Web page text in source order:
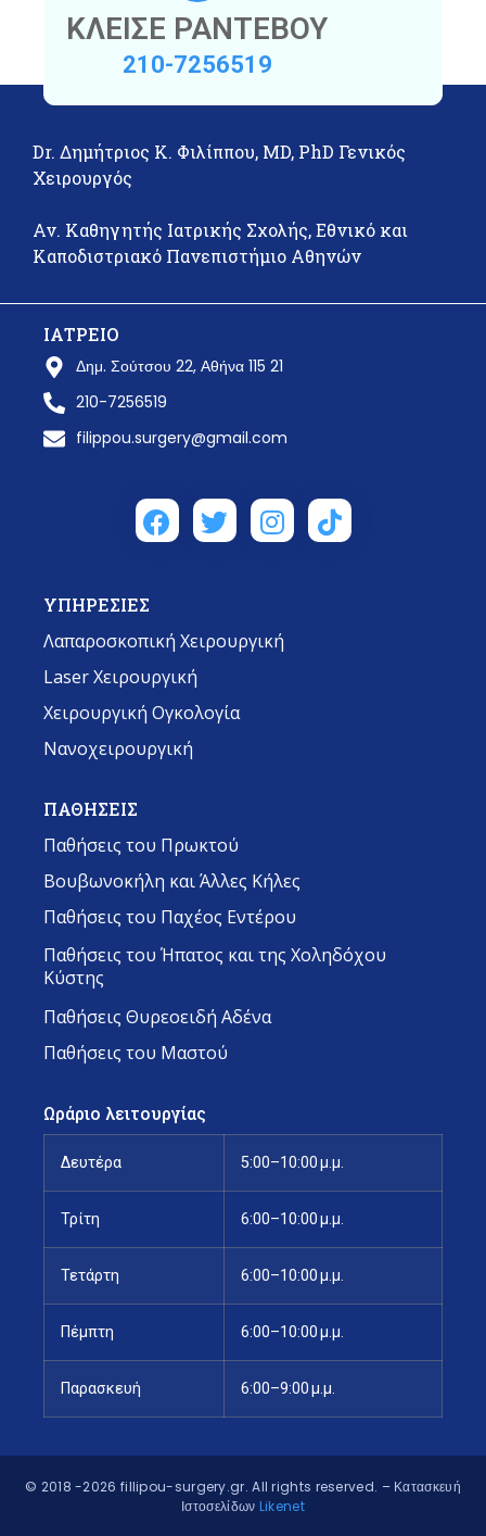
ΚΛΕΙΣΕ ΡΑΝΤΕΒΟΥ
210-7256519
Dr. Δημήτριος Κ. Φιλίππου, MD, PhD Γενικός
Χειρουργός
Αν. Καθηγητής Ιατρικής Σχολής, Εθνικό και
Καποδιστριακό Πανεπιστήμιο Αθηνών
ΙΑΤΡΕΙΟ
Δημ. Σούτσου 22, Αθήνα 115 21
210-7256519
filippou.surgery@gmail.com
ΥΠΗΡΕΣΙΕΣ
Λαπαροσκοπική Χειρουργική
Laser Χειρουργική
Χειρουργική Ογκολογία
Νανοχειρουργική
ΠΑΘΗΣΕΙΣ
Παθήσεις του Πρωκτού
Βουβωνοκήλη και Άλλες Κήλες
Παθήσεις του Παχέος Εντέρου
Παθήσεις του Ήπατος και της Χοληδόχου
Κύστης
Παθήσεις Θυρεοειδή Αδένα
Παθήσεις του Μαστού
Ωράριο λειτουργίας
Δευτέρα 5:00–10:00 μ.μ.
Τρίτη 6:00–10:00 μ.μ.
Τετάρτη 6:00–10:00 μ.μ.
Πέμπτη 6:00–10:00 μ.μ.
Παρασκευή 6:00–9:00 μ.μ.
© 2018 -2026 fillipou-surgery.gr. All rights reserved. – Κατασκευή
Ιστοσελίδων Likenet